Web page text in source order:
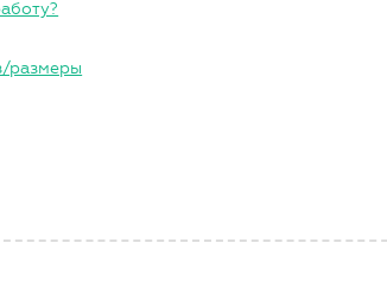
размеры